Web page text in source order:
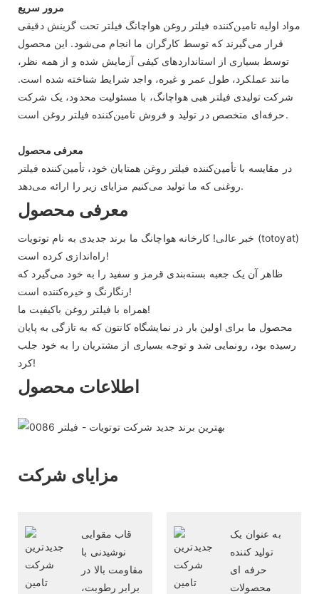
مرور سریع
مواد اولیه تامین‌کننده فیلتر روغن هواچانگ فیلتر تحت گزینش دقیقی
قرار می‌گیرند که توسط کارگران ما انجام می‌شود. این محصول
توسط بسیاری از استانداردهای کیفی آزمایش شده و از همه نظر،
مانند عملکرد، طول عمر و غیره، واجد شرایط شناخته شده است.
شرکت تولیدی فیلتر هبی هواچانگ، با مسئولیت محدود، یک شرکت
حرفه‌ای متخصص در تولید و فروش تامین‌کننده فیلتر روغن است.
معرفی محصول
در مقایسه با تأمین‌کننده فیلتر روغن همتایان خود، تأمین‌کننده فیلتر
روغنی که ما تولید می‌کنیم مزایای زیر را ارائه می‌دهد.
معرفی محصول
خبر عالی! کارخانه هواچانگ ما برند جدیدی به نام توتویات (totoyat)
راه‌اندازی کرده است!
ظاهر آن یک جعبه بسته‌بندی قرمز و سفید را به خود می‌گیرد که
رنگارنگ و خیره‌کننده است!
همراه با فیلتر روغن باکیفیت ما!
محصول ما برای اولین بار در نمایشگاه کانتون که به تازگی به پایان
رسیده بود، رونمایی شد و توجه بسیاری از مشتریان را به خود جلب
کرد!
اطلاعات محصول
مزایای شرکت
قاب مقوایی
نوشیدنی با
مقاومت بالا در
برابر رطوبت،
به عنوان یک
تولید کننده
حرفه ای
محصولات